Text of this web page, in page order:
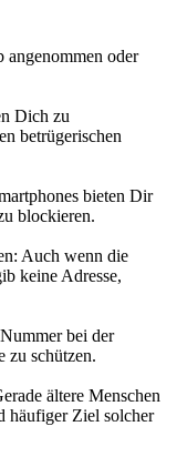
angenommen oder
Dich zu
betrügerischen
bieten Dir
blockieren.
Auch wenn die
keine Adresse,
bei der
zu schützen.
ältere Menschen
häufiger Ziel solcher